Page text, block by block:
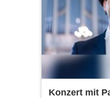
Konzert mit